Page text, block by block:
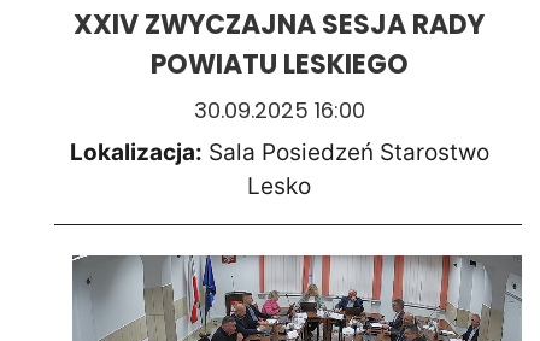
XXIV ZWYCZAJNA SESJA RADY
POWIATU LESKIEGO
30.09.2025 16:00
Lokalizacja: Sala Posiedzeń Starostwo
Lesko